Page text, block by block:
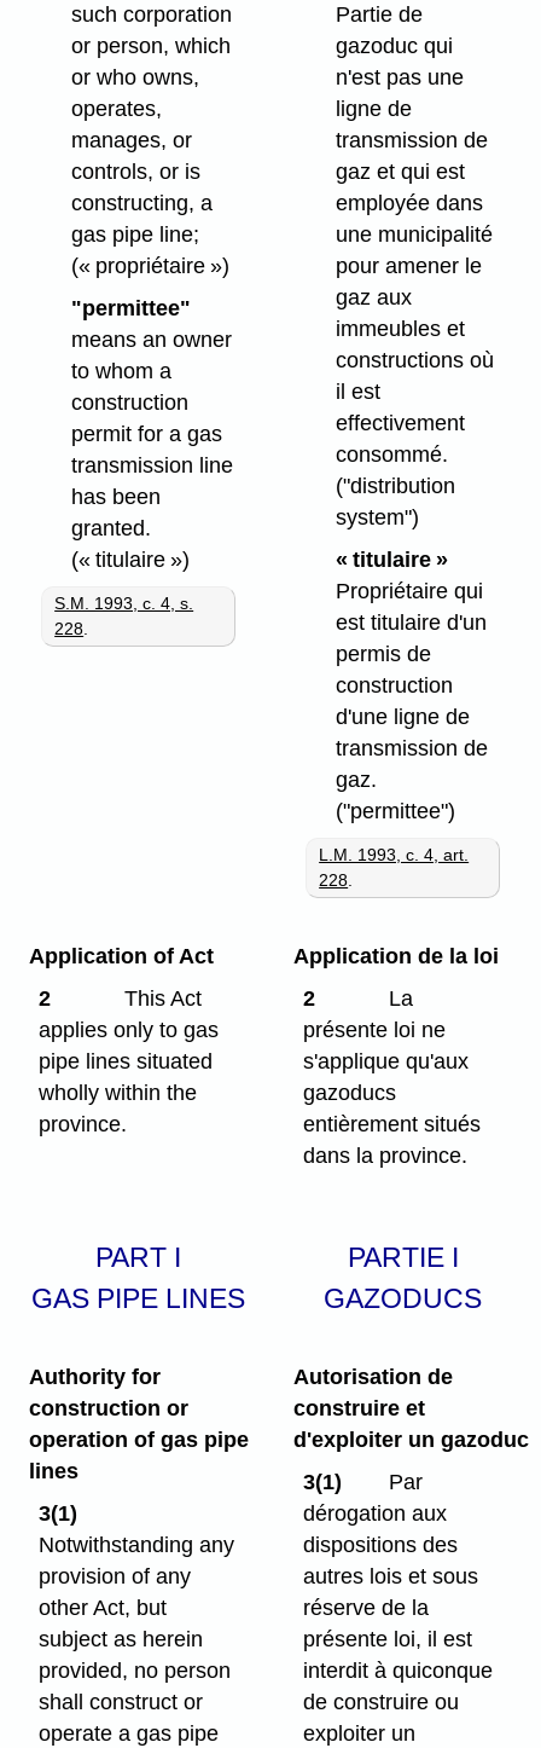
such corporation
or person, which
or who owns,
operates,
manages, or
controls, or is
constructing, a
gas pipe line;
(« propriétaire »)
"permittee"
means an owner
to whom a
construction
permit for a gas
transmission line
has been
granted.
(« titulaire »)
S.M. 1993, c. 4, s.
228
Partie de
gazoduc qui
n'est pas une
ligne de
transmission de
gaz et qui est
employée dans
une municipalité
pour amener le
gaz aux
immeubles et
constructions où
il est
effectivement
consommé.
("distribution
system")
« titulaire »
Propriétaire qui
est titulaire d'un
permis de
construction
d'une ligne de
transmission de
gaz.
("permittee")
L.M. 1993, c. 4, art.
228
Application of Act
2
This Act
applies only to gas
pipe lines situated
wholly within the
province.
Application de la loi
2
La
présente loi ne
s'applique qu'aux
gazoducs
entièrement situés
dans la province.
PART I
GAS PIPE LINES
PARTIE I
GAZODUCS
Authority for
construction or
operation of gas pipe
lines
3(1)
Notwithstanding any
provision of any
other Act, but
subject as herein
provided, no person
shall construct or
operate a gas pipe
Autorisation de
construire et
d'exploiter un gazoduc
3(1)
Par
dérogation aux
dispositions des
autres lois et sous
réserve de la
présente loi, il est
interdit à quiconque
de construire ou
exploiter un